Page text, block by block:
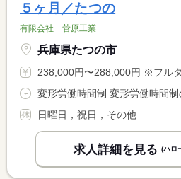
５ヶ月／たつの
有限会社 菅原工業
兵庫県たつの市
238,000円〜288,000円 ※フルタイム求人の場合は月額（換算額）、
日曜日，祝日，その他
求人詳細を見る (ハロ